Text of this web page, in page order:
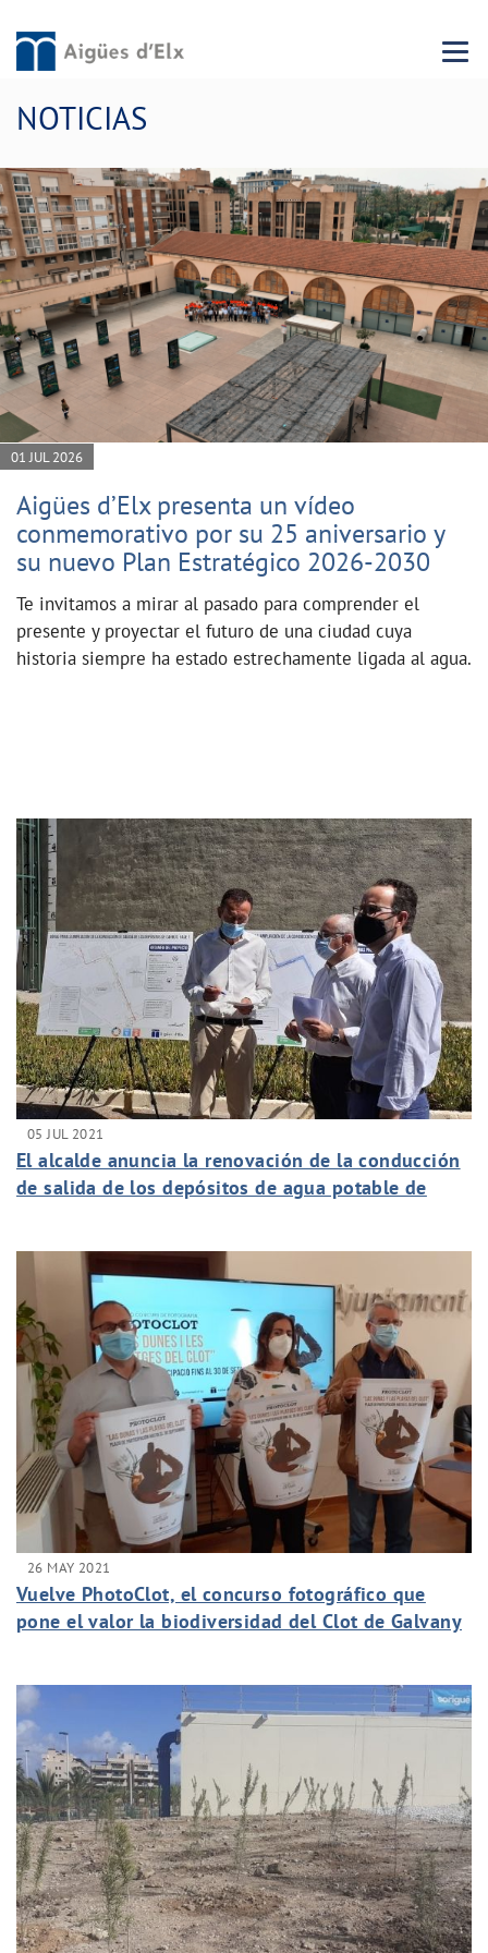
Menu
NOTICIAS
01 JUL 2026
Aigües d’Elx presenta un vídeo
conmemorativo por su 25 aniversario y
su nuevo Plan Estratégico 2026-2030
Te invitamos a mirar al pasado para comprender el
presente y proyectar el futuro de una ciudad cuya
historia siempre ha estado estrechamente ligada al agua.
05 JUL 2021
El alcalde anuncia la renovación de la conducción
de salida de los depósitos de agua potable de
26 MAY 2021
Vuelve PhotoClot, el concurso fotográfico que
pone el valor la biodiversidad del Clot de Galvany